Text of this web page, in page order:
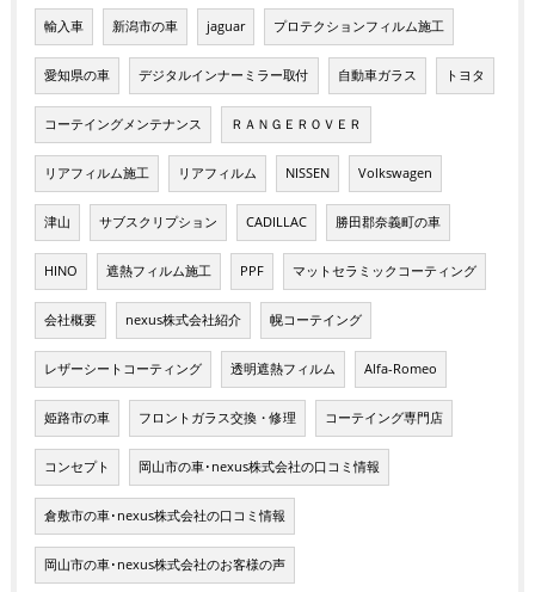
輸入車 新潟市の車 jaguar プロテクションフィルム施工
愛知県の車 デジタルインナーミラー取付 自動車ガラス トヨタ
コーテイングメンテナンス ＲＡＮＧＥＲＯＶＥＲ
リアフィルム施工 リアフィルム NISSEN Volkswagen
津山 サブスクリプション CADILLAC 勝田郡奈義町の車
HINO 遮熱フィルム施工 PPF マットセラミックコーティング
会社概要 nexus株式会社紹介 幌コーテイング
レザーシートコーティング 透明遮熱フィルム Alfa-Romeo
姫路市の車 フロントガラス交換・修理 コーテイング専門店
コンセプト 岡山市の車･nexus株式会社の口コミ情報
倉敷市の車･nexus株式会社の口コミ情報
岡山市の車･nexus株式会社のお客様の声